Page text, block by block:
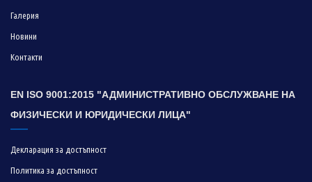
Галерия
Новини
Контакти
EN ISO 9001:2015 "АДМИНИСТРАТИВНО ОБСЛУЖВАНЕ НА
ФИЗИЧЕСКИ И ЮРИДИЧЕСКИ ЛИЦА"
Декларация за достъпност
Политика за достъпност